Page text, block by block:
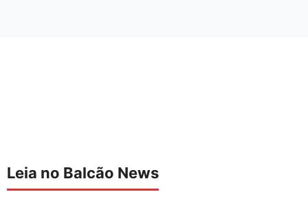
Leia no Balcão News